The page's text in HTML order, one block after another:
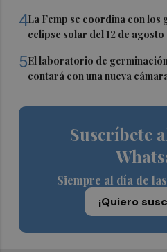
4La Femp se coordina con los
eclipse solar del 12 de agosto
5El laboratorio de
contará con una nueva
Suscríbete
Siempre al día de
¡Quiero